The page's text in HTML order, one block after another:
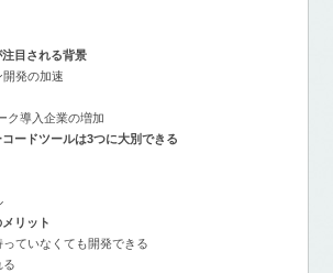
注目される背景
開発の加速
ク導入企業の増加
ードツールは3つに大別できる
リット
ていなくても開発できる
る